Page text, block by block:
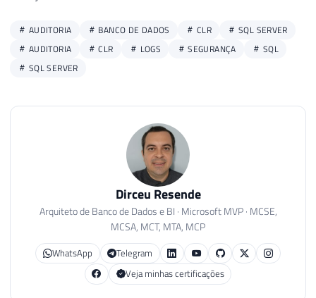
AUDITORIA BANCO DE DADOS CLR
SQL SERVER
AUDITORIA
CLR LOGS SEGURANÇA
SQL
SQL SERVER
Dirceu Resende
Arquiteto de Banco de Dados e BI · Microsoft MVP · MCSE,
MCSA, MCT, MTA, MCP
WhatsApp
Telegram
Veja minhas certificações